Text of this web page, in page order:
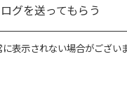
グを送ってもらう
表示されない場合がございま